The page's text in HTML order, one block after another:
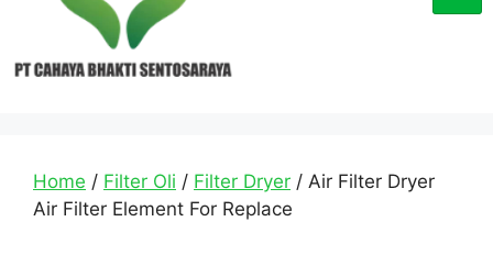
Home / Filter Oli / Filter Dryer / Air Filter Dryer
Air Filter Element For Replace